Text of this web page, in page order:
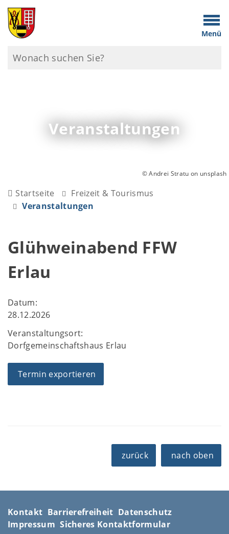
Menü
Veranstaltungen
© Andrei Stratu on unsplash
Startseite
Freizeit & Tourismus
Veranstaltungen
Glühweinabend FFW
Erlau
Datum:
28.12.2026
Veranstaltungsort:
Dorfgemeinschaftshaus Erlau
Termin exportieren
zurück nach oben
Kontakt Barrierefreiheit Datenschutz
Impressum Sicheres Kontaktformular